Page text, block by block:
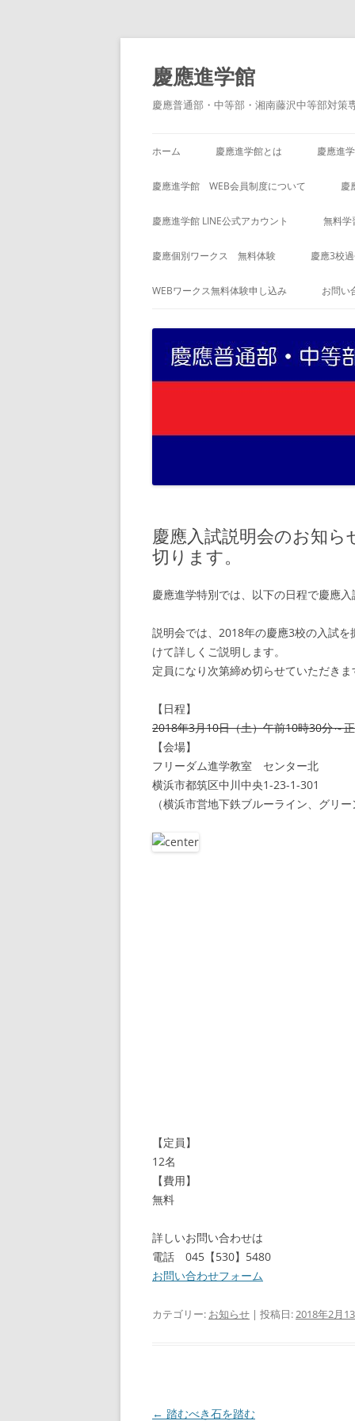
コ
テ
ン
ツ
へ
ス
慶應進学館
慶應普通部・中等部・湘南藤沢中等部対策
ホーム 慶應進学館とは 慶應進
慶應進学館 WEB会員制度について 慶
慶應進学館 LINE公式アカウント 無料学
慶應個別ワークス 無料体験 慶應3校
WEBワークス無料体験申し込み お問い
慶應入試説明会のお知
切ります。
慶應進学特別では、以下の日程で慶應入
説明会では、2018年の慶應3校の入試
けて詳しくご説明します。
定員になり次第締め切らせていただき
【日程】
2018年3月10日（土）午前10時30分～
【会場】
フリーダム進学教室 センター北
横浜市都筑区中川中央1-23-1-301
（横浜市営地下鉄ブルーライン、グリ
【定員】
12名
【費用】
無料
詳しいお問い合わせは
電話 045【530】5480
お問い合わせフォーム
カテゴリー: お知らせ | 投稿日:2018年2月
投
← 踏むべき石を踏む